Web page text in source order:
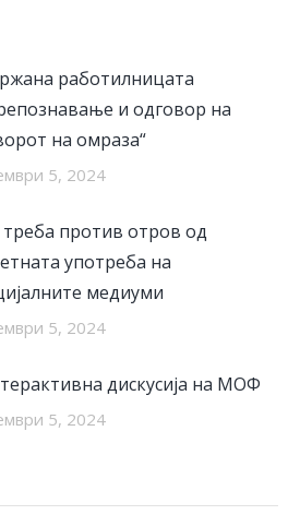
работилницата
и одговор на
на омраза“
5, 2024
против отров од
употреба на
медиуми
5, 2024
дискусија на МОФ
5, 2024